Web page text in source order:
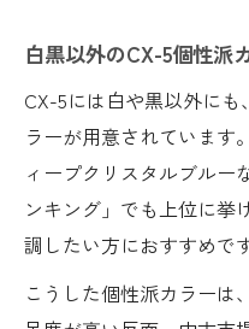
白黒以外のCX-5個性派
CX-5には白や黒以外に
ラーが用意されています
ィープクリスタルブルー
ンキング」でも上位に挙
調したい方におすすめです
こうした個性派カラーは